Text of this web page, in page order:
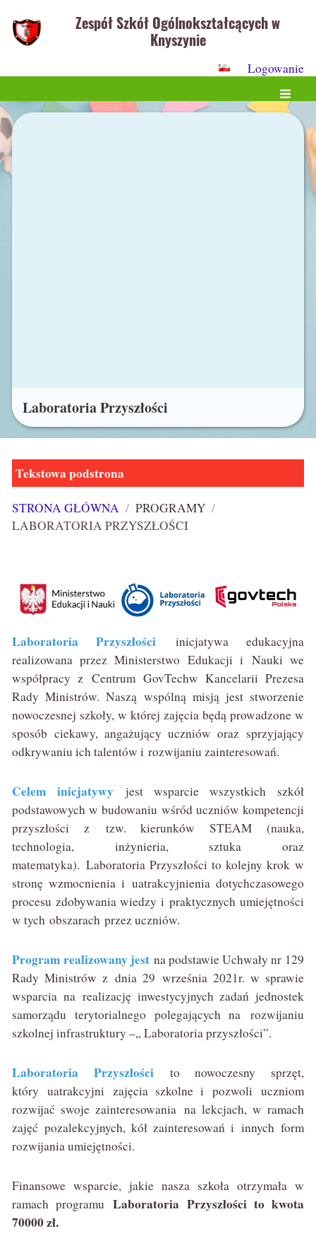
Zespół Szkół Ogólnokształcących w
Knyszynie
Logowanie
Laboratoria Przyszłości
Laboratoria
Przyszłości
Tekstowa podstrona
STRONA GŁÓWNA / PROGRAMY /
LABORATORIA PRZYSZŁOŚCI
Laboratoria Przyszłości inicjatywa edukacyjna
realizowana przez Ministerstwo Edukacji i Nauki we
współpracy z Centrum GovTechw Kancelarii Prezesa
Rady Ministrów. Naszą wspólną misją jest stworzenie
nowoczesnej szkoły, w której zajęcia będą prowadzone w
sposób ciekawy, angażujący uczniów oraz sprzyjający
odkrywaniu ich talentów i rozwijaniu zainteresowań.
Celem inicjatywyjest wsparcie wszystkich szkół
podstawowych w budowaniu wśród uczniów kompetencji
przyszłości z tzw. kierunków STEAM (nauka,
technologia, inżynieria, sztuka oraz
matematyka). Laboratoria Przyszłości to kolejny krok w
stronę wzmocnienia i uatrakcyjnienia dotychczasowego
procesu zdobywania wiedzy i praktycznych umiejętności
w tych obszarach przez uczniów.
Program realizowany jestna podstawie Uchwały nr 129
Rady Ministrów z dnia 29 września 2021r. w sprawie
wsparcia na realizację inwestycyjnych zadań jednostek
samorządu terytorialnego polegających na rozwijaniu
szkolnej infrastruktury –„ Laboratoria przyszłości”.
Laboratoria Przyszłościto nowoczesny sprzęt,
który uatrakcyjni zajęcia szkolne i pozwoli uczniom
rozwijać swoje zainteresowania na lekcjach, w ramach
zajęć pozalekcyjnych, kół zainteresowań i innych form
rozwijania umiejętności.
Finansowe wsparcie, jakie nasza szkoła otrzymała w
ramach programuLaboratoria Przyszłości to kwota
70000 zł.